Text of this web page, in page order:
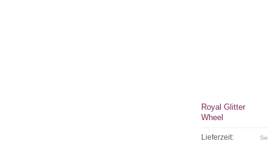
Royal Glitter
Wheel
Lieferzeit:
Sie